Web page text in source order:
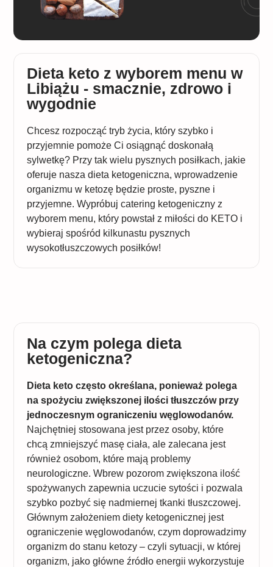
Dieta keto z wyborem menu w
Libiążu - smacznie, zdrowo i
wygodnie
Chcesz rozpocząć tryb życia, który szybko i
przyjemnie pomoże Ci osiągnąć doskonałą
sylwetkę? Przy tak wielu pysznych posiłkach, jakie
oferuje nasza dieta ketogeniczna, wprowadzenie
organizmu w ketozę będzie proste, pyszne i
przyjemne. Wypróbuj catering ketogeniczny z
wyborem menu, który powstał z miłości do KETO i
wybieraj spośród kilkunastu pysznych
wysokotłuszczowych posiłków!
Na czym polega dieta
ketogeniczna?
Dieta keto często określana, ponieważ polega
na spożyciu zwiększonej ilości tłuszczów przy
jednoczesnym ograniczeniu węglowodanów.
Najchętniej stosowana jest przez osoby, które
chcą zmniejszyć masę ciała, ale zalecana jest
również osobom, które mają problemy
neurologiczne. Wbrew pozorom zwiększona ilość
spożywanych zapewnia uczucie sytości i pozwala
szybko pozbyć się nadmiernej tkanki tłuszczowej.
Głównym założeniem diety ketogenicznej jest
ograniczenie węglowodanów, czym doprowadzimy
organizm do stanu ketozy – czyli sytuacji, w której
organizm, jako główne źródło energii wykorzystuje